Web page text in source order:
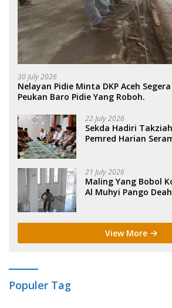
30 July 2026
Nelayan Pidie Minta DKP Aceh
Peukan Baro Pidie Yang Roboh.
22 July 2026
Sekda Hadiri
Pemred Harian
21 July 2026
Maling Yang Bobol
Al Muhyi Pango
View More
Populer Tag